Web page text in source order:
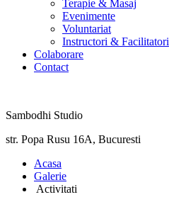
Terapie & Masaj
‎Evenimente
Voluntariat
‏‏‎Instructori & Facilitatori
Colaborare
Contact
Sambodhi Studio
str. Popa Rusu 16A, Bucuresti
‎Acasa
Galerie
‎ ‎Activitati‎